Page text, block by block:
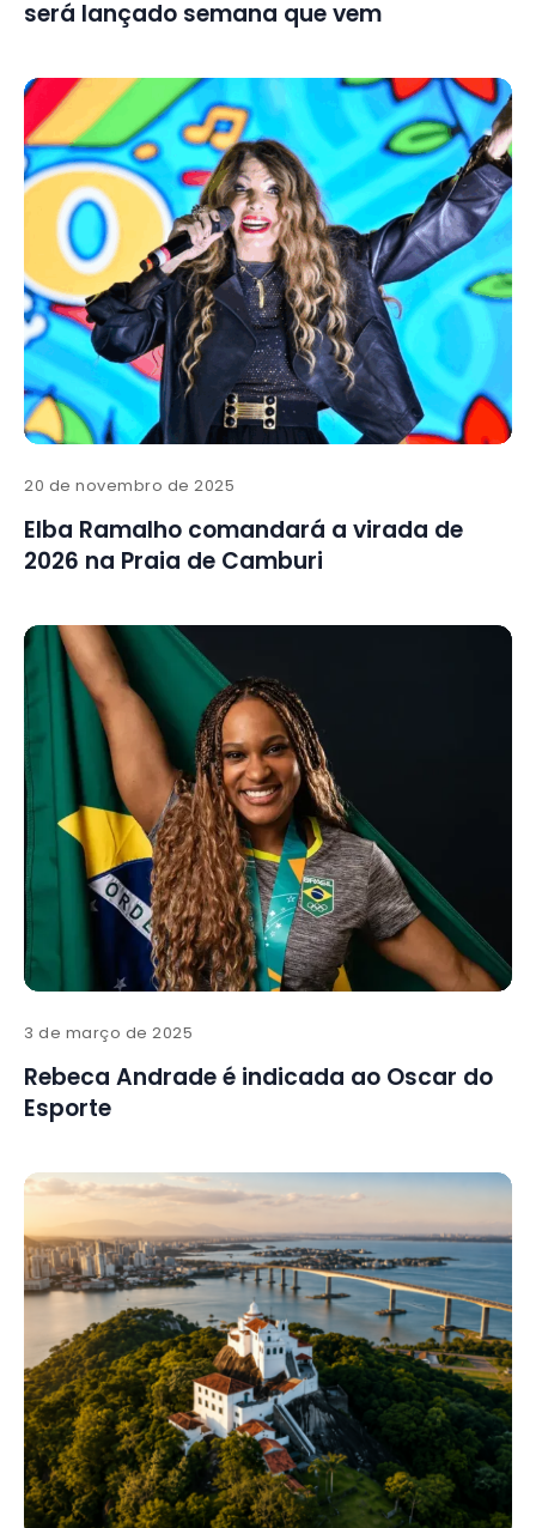
será lançado semana que vem
20 de novembro de 2025
Elba Ramalho comandará a virada de
2026 na Praia de Camburi
3 de março de 2025
Rebeca Andrade é indicada ao Oscar do
Esporte